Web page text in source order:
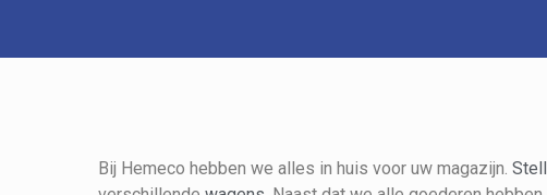
Bij Hemeco hebben we alles in huis voor uw magazijn.